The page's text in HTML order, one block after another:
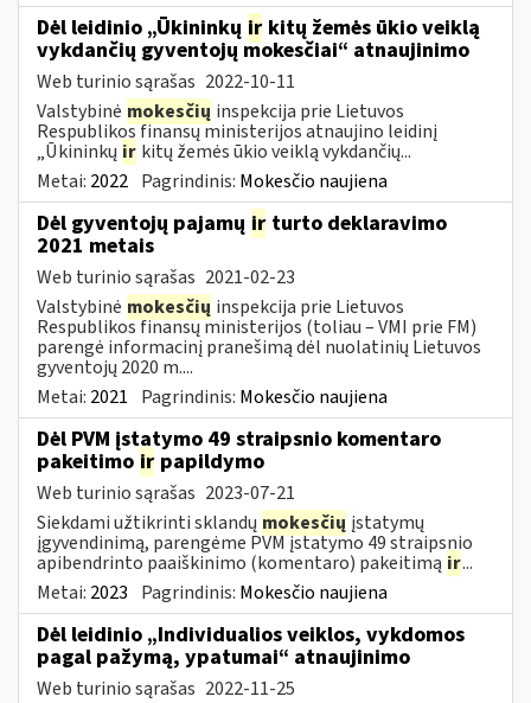
Dėl leidinio „Ūkininkų ir kitų žemės ūkio veiklą
vykdančių gyventojų mokesčiai“ atnaujinimo
Web turinio sąrašas 2022-10-11
Valstybinė mokesčių inspekcija prie Lietuvos
Respublikos finansų ministerijos atnaujino leidinį
„Ūkininkų ir kitų žemės ūkio veiklą vykdančių...
Metai: 2022 Pagrindinis: Mokesčio naujiena
Dėl gyventojų pajamų ir turto deklaravimo
2021 metais
Web turinio sąrašas 2021-02-23
Valstybinė mokesčių inspekcija prie Lietuvos
Respublikos finansų ministerijos (toliau – VMI prie FM)
parengė informacinį pranešimą dėl nuolatinių Lietuvos
gyventojų 2020 m....
Metai: 2021 Pagrindinis: Mokesčio naujiena
Dėl PVM įstatymo 49 straipsnio komentaro
pakeitimo ir papildymo
Web turinio sąrašas 2023-07-21
Siekdami užtikrinti sklandų mokesčių įstatymų
įgyvendinimą, parengėme PVM įstatymo 49 straipsnio
apibendrinto paaiškinimo (komentaro) pakeitimą ir...
Metai: 2023 Pagrindinis: Mokesčio naujiena
Dėl leidinio „Individualios veiklos, vykdomos
pagal pažymą, ypatumai“ atnaujinimo
Web turinio sąrašas 2022-11-25